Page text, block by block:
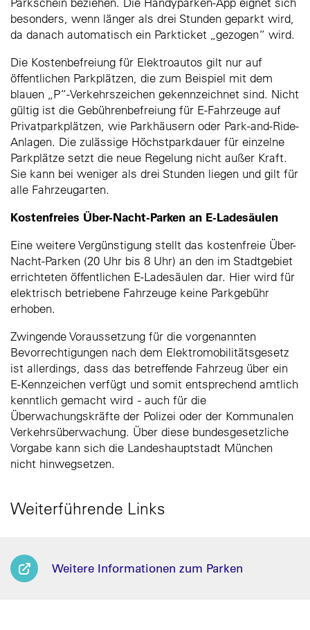
besonders, wenn länger als drei Stunden geparkt wird,
da danach automatisch ein Parkticket „gezogen“ wird.
Die Kostenbefreiung für Elektroautos gilt nur auf
öffentlichen Parkplätzen, die zum Beispiel mit dem
blauen „P“-Verkehrszeichen gekennzeichnet sind. Nicht
gültig ist die Gebührenbefreiung für E-Fahrzeuge auf
Privatparkplätzen, wie Parkhäusern oder Park-and-Ride-
Anlagen. Die zulässige Höchstparkdauer für einzelne
Parkplätze setzt die neue Regelung nicht außer Kraft.
Sie kann bei weniger als drei Stunden liegen und gilt für
alle Fahrzeugarten.
Kostenfreies Über-Nacht-Parken an E-Ladesäulen
Eine weitere Vergünstigung stellt das kostenfreie Über-
Nacht-Parken (20 Uhr bis 8 Uhr) an den im Stadtgebiet
errichteten öffentlichen E-Ladesäulen dar. Hier wird für
elektrisch betriebene Fahrzeuge keine Parkgebühr
erhoben.
Zwingende Voraussetzung für die vorgenannten
Bevorrechtigungen nach dem Elektromobilitätsgesetz
ist allerdings, dass das betreffende Fahrzeug über ein
E-Kennzeichen verfügt und somit entsprechend amtlich
kenntlich gemacht wird - auch für die
Überwachungskräfte der Polizei oder der Kommunalen
Verkehrsüberwachung. Über diese bundesgesetzliche
Vorgabe kann sich die Landeshauptstadt München
nicht hinwegsetzen.
Weiterführende Links
Weitere Informationen zum Parken